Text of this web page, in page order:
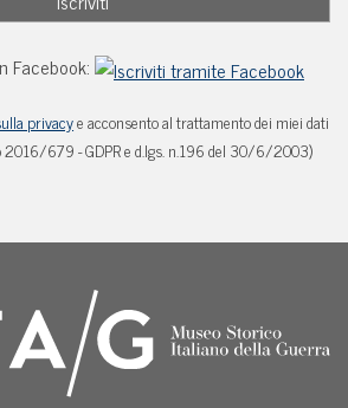
Facebook:
privacye acconsento al trattamento dei miei dati
2016/679 - GDPR e d.lgs. n.196 del 30/6/2003)